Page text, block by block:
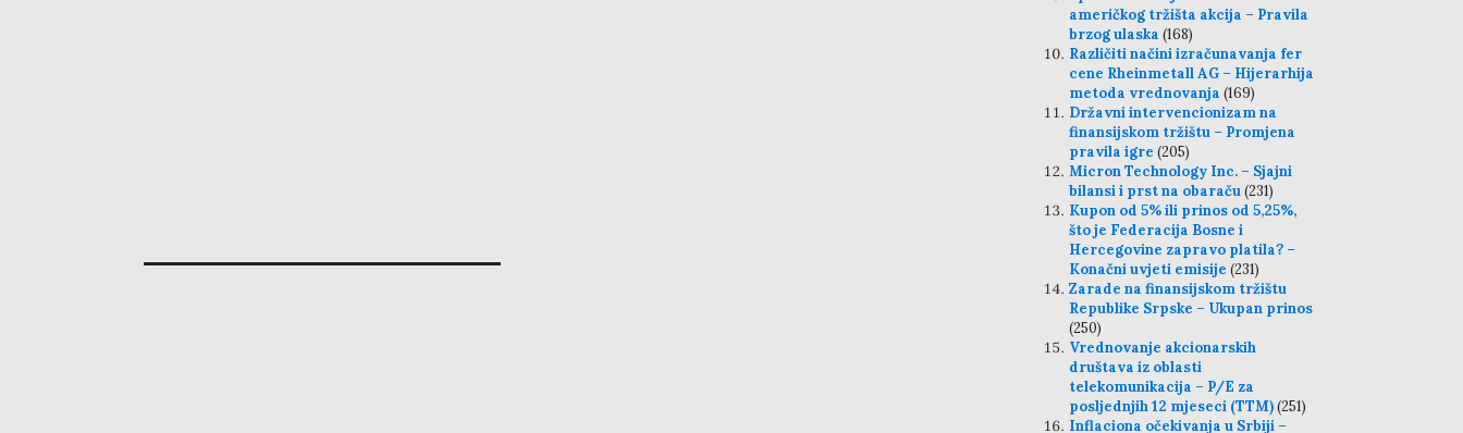
američkog tržišta akcija – Pravila
brzog ulaska (168)
Različiti načini izračunavanja fer
cene Rheinmetall AG – Hijerarhija
metoda vrednovanja (169)
Državni intervencionizam na
finansijskom tržištu – Promjena
pravila igre (205)
Micron Technology Inc. – Sjajni
bilansi i prst na obaraču(231)
Kupon od 5% ili prinos od 5,25%,
što je Federacija Bosne i
Hercegovine zapravo platila? –
Konačni uvjeti emisije (231)
Zarade na finansijskom tržištu
Republike Srpske – Ukupan prinos
(250)
Vrednovanje akcionarskih
društava iz oblasti
telekomunikacija – P/E za
posljednjih 12 mjeseci (TTM)(251)
Inflaciona očekivanja u Srbiji –